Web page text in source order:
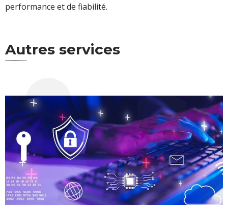
performance et de fiabilité.
Autres services